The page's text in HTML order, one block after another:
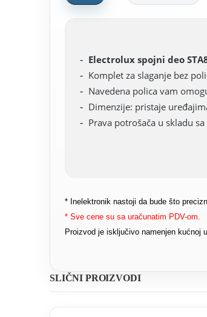
Electrolux spojni deo
Komplet za slaganje bez
Navedena polica vam
Dimenzije: pristaje
Prava potrošača u skladu
* Inelektronik nastoji da bude što
* Sve cene su sa uračunatim PDV-om.
Proizvod je isključivo namenjen kućnoj
SLIČNI PROIZVODI